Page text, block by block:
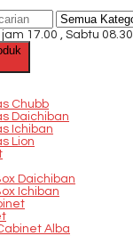
17.00 , Sabtu
Chubb
Daichiban
Ichiban
Lion
Daichiban
Ichiban
Alba